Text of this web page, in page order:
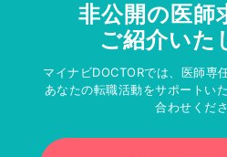
非公開の医師
ご紹介いた
マイナビDOCTORでは、医師専
あなたの転職活動をサポートい
合わせくださ